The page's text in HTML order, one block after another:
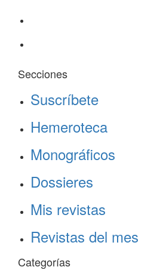
Secciones
Suscríbete
Hemeroteca
Monográficos
Dossieres
Mis revistas
Revistas del mes
Categorías